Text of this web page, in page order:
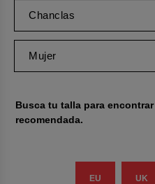
Chanclas
Mujer
Busca tu talla para
recomendada.
EU UK